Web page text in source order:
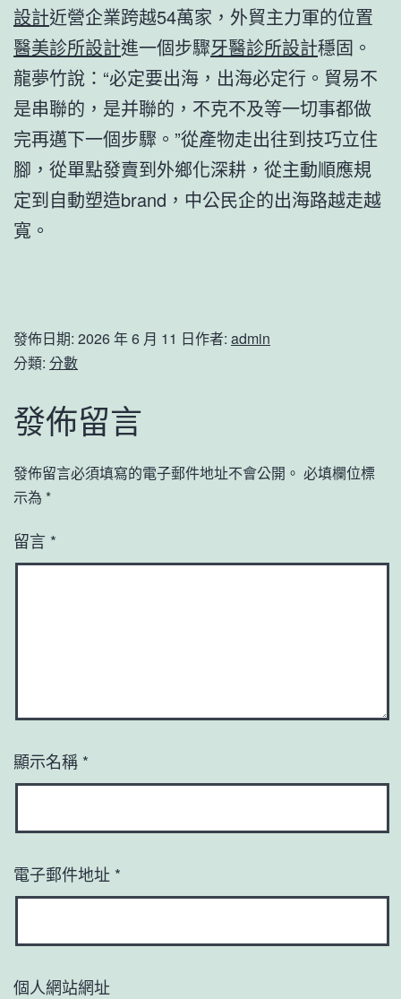
設計近營企業跨越54萬家，外貿主力軍的位置
醫美診所設計進一個步驟牙醫診所設計穩固。
龍夢竹說：“必定要出海，出海必定行。貿易不
是串聯的，是并聯的，不克不及等一切事都做
完再邁下一個步驟。”從產物走出往到技巧立住
腳，從單點發賣到外鄉化深耕，從主動順應規
定到自動塑造brand，中公民企的出海路越走越
寬。
發佈日期: 2026 年 6 月 11 日作者: admin
分類: 分數
發佈留言
發佈留言必須填寫的電子郵件地址不會公開。 必填欄位標
示為 *
留言 *
顯示名稱 *
電子郵件地址 *
個人網站網址